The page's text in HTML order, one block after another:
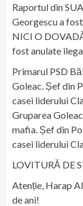
Raportul din
Georgescu a
NICI O
fost anulate
Primarul PSD
Goleac. Șef din
casei liderului
Gruparea
mafia. Șef din
casei liderului
LOVITURĂ DE
Atenție, Harap
de ani!